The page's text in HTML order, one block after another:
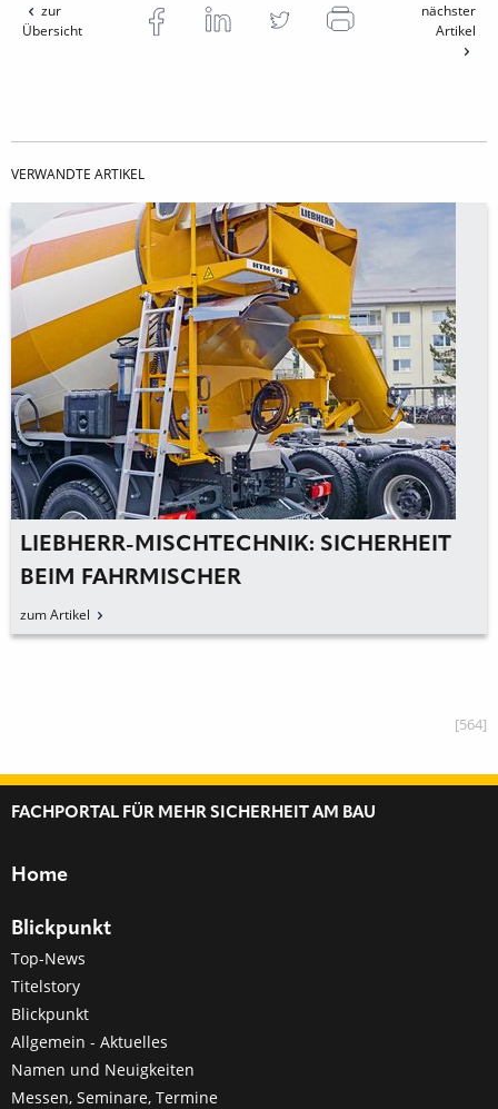
zur
Übersicht
nächster
Artikel
VERWANDTE ARTIKEL
LIEBHERR: NEUER BREMSASSISTENT FÜR
LIEBHERR-RADLADER
zum Artikel
[564]
FACHPORTAL FÜR MEHR SICHERHEIT AM BAU
Home
Blickpunkt
Top-News
Titelstory
Blickpunkt
Allgemein - Aktuelles
Namen und Neuigkeiten
Messen, Seminare, Termine